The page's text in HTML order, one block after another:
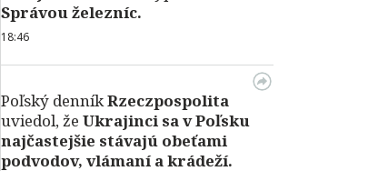
Správou železníc.
18:46
Poľský denníkRzeczpospolita
uviedol, že Ukrajinci sa v Poľsku
najčastejšie stávajú obeťami
podvodov, vlámaní a krádeží.